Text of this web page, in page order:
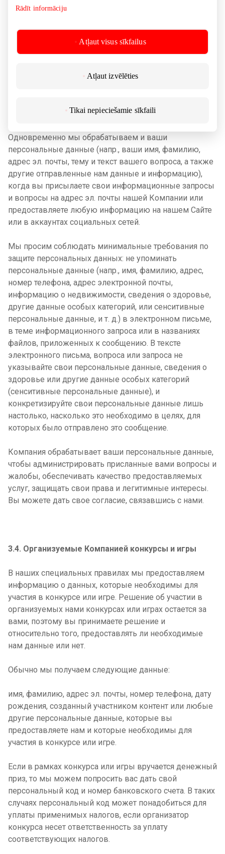
Rādīt informāciju
Atļaut visus sīkfailus
Atļaut izvēlēties
Tikai nepieciešamie sīkfaili
именно к вам и соответствующие вашим интересам
Абонируя предложения прямого маркетинга, вы
должны подтвердить, что предоставленные вами
3.3. Ваши вопросы и жалобы
Одновременно мы обрабатываем и ваши
персональные данные (напр., ваши имя, фамилию,
адрес эл. почты, тему и текст вашего вопроса, а также
другие отправленные нам данные и информацию),
когда вы присылаете свои информационные запросы
и вопросы на адрес эл. почты нашей Компании или
предоставляете любую информацию на нашем Сайте
или в аккаунтах социальных сетей.
Мы просим соблюдать минимальные требования по
защите персональных данных: не упоминать
персональные данные (напр., имя, фамилию, адрес,
номер телефона, адрес электронной почты,
информацию о недвижимости, сведения о здоровье,
другие данные особых категорий, или сенситивные
персональные данные, и т. д.) в электронном письме,
в теме информационного запроса или в названиях
файлов, приложенных к сообщению. В тексте
электронного письма, вопроса или запроса не
указывайте свои персональные данные, сведения о
здоровье или другие данные особых категорий
(сенситивные персональные данные), и
конкретизируйте свои персональные данные лишь
настолько, насколько это необходимо в целях, для
которых было отправлено это сообщение.
Компания обрабатывает ваши персональные данные,
чтобы администрировать присланные вами вопросы и
жалобы, обеспечивать качество предоставляемых
услуг, защищать свои права и легитимные интересы.
Вы можете дать свое согласие, связавшись с нами.
3.4. Организуемые Компанией конкурсы и игры
В наших специальных правилах мы предоставляем
информацию о данных, которые необходимы для
участия в конкурсе или игре. Решение об участии в
организуемых нами конкурсах или играх остается за
вами, поэтому вы принимаете решение и
относительно того, предоставлять ли необходимые
нам данные или нет.
Обычно мы получаем следующие данные:
имя, фамилию, адрес эл. почты, номер телефона, дату
рождения, созданный участником контент или любые
другие персональные данные, которые вы
предоставляете нам и которые необходимы для
участия в конкурсе или игре.
Если в рамках конкурса или игры вручается денежный
приз, то мы можем попросить вас дать свой
персональный код и номер банковского счета. В таких
случаях персональный код может понадобиться для
уплаты применимых налогов, если организатор
конкурса несет ответственность за уплату
соответствующих налогов.